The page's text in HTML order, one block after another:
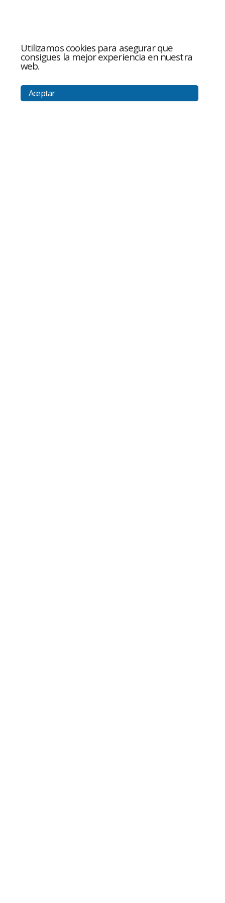
Utilizamos cookies para asegurar que
consigues la mejor experiencia en nuestra
web.
Aceptar